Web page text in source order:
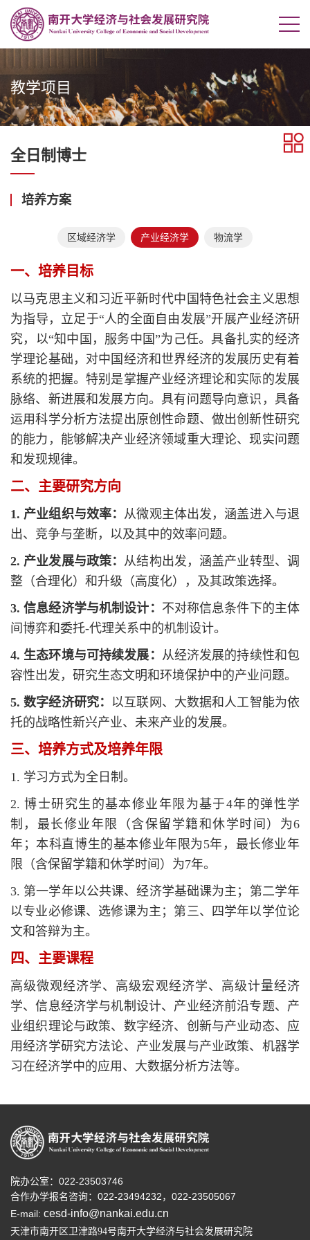
教学项目
全日制博士
培养方案
区域经济学 产业经济学 物流学
一、培养目标
以马克思主义和习近平新时代中国特色社会主义思想
为指导，立足于“人的全面自由发展”开展产业经济研
究，以“知中国，服务中国”为己任。具备扎实的经济
学理论基础，对中国经济和世界经济的发展历史有着
系统的把握。特别是掌握产业经济理论和实际的发展
脉络、新进展和发展方向。具有问题导向意识，具备
运用科学分析方法提出原创性命题、做出创新性研究
的能力，能够解决产业经济领域重大理论、现实问题
和发现规律。
二、主要研究方向
1. 产业组织与效率： 从微观主体出发，涵盖进入与退
出、竞争与垄断，以及其中的效率问题。
2. 产业发展与政策： 从结构出发，涵盖产业转型、调
整（合理化）和升级（高度化），及其政策选择。
3. 信息经济学与机制设计： 不对称信息条件下的主体
间博弈和委托-代理关系中的机制设计。
4. 生态环境与可持续发展： 从经济发展的持续性和包
容性出发，研究生态文明和环境保护中的产业问题。
5. 数字经济研究： 以互联网、大数据和人工智能为依
托的战略性新兴产业、未来产业的发展。
三、培养方式及培养年限
1. 学习方式为全日制。
2. 博士研究生的基本修业年限为基于4年的弹性学
制，最长修业年限（含保留学籍和休学时间）为6
年；本科直博生的基本修业年限为5年，最长修业年
限（含保留学籍和休学时间）为7年。
3. 第一学年以公共课、经济学基础课为主；第二学年
以专业必修课、选修课为主；第三、四学年以学位论
文和答辩为主。
四、主要课程
高级微观经济学、高级宏观经济学、高级计量经济
学、信息经济学与机制设计、产业经济前沿专题、产
业组织理论与政策、数字经济、创新与产业动态、应
用经济学研究方法论、产业发展与产业政策、机器学
习在经济学中的应用、大数据分析方法等。
院办公室：022-23503746
合作办学报名咨询： 022-23494232， 022-23505067
E-mail: cesd-info@nankai.edu.cn
天津市南开区卫津路94号南开大学经济与社会发展研究院